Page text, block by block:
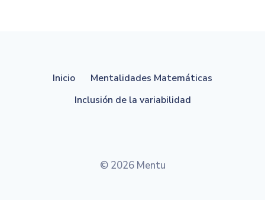
Inicio
Mentalidades Matemáticas
Inclusión de la variabilidad
© 2026 Mentu